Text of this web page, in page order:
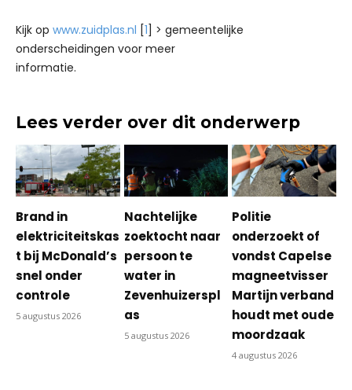
Kijk op www.zuidplas.nl [1] > gemeentelijke
onderscheidingen voor meer
informatie.
Lees verder over dit onderwerp
Brand in
elektriciteitskas
t bij McDonald’s
snel onder
controle
5 augustus 2026
Nachtelijke
zoektocht naar
persoon te
water in
Zevenhuizerspl
as
5 augustus 2026
Politie
onderzoekt of
vondst Capelse
magneetvisser
Martijn verband
houdt met oude
moordzaak
4 augustus 2026